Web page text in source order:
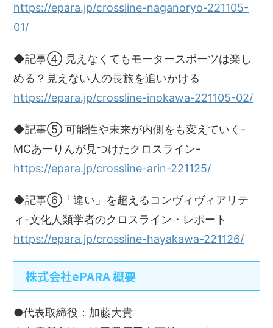
https://epara.jp/crossline-naganoryo-221105-
01/
◆記事④ 見えなくてもモータースポーツは楽し
める？見えない人の長旅を追いかける
https://epara.jp/crossline-inokawa-221105-02/
◆記事⑤ 可能性や未来が内側をも変えていく-
MCあーりんが見つけたクロスライン-
https://epara.jp/crossline-arin-221125/
◆記事⑥「違い」を超えるコンヴィヴィアリテ
ィ-文化人類学者のクロスライン・レポート
https://epara.jp/crossline-hayakawa-221126/
株式会社ePARA 概要
●代表取締役：加藤大貴